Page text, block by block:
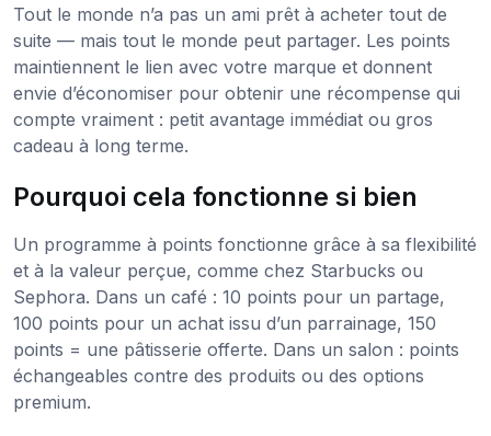
Tout le monde n’a pas un ami prêt à acheter tout de
suite — mais tout le monde peut partager. Les points
maintiennent le lien avec votre marque et donnent
envie d’économiser pour obtenir une récompense qui
compte vraiment : petit avantage immédiat ou gros
cadeau à long terme.
Pourquoi cela fonctionne si bien
Un programme à points fonctionne grâce à sa flexibilité
et à la valeur perçue, comme chez Starbucks ou
Sephora. Dans un café : 10 points pour un partage,
100 points pour un achat issu d’un parrainage, 150
points = une pâtisserie offerte. Dans un salon : points
échangeables contre des produits ou des options
premium.